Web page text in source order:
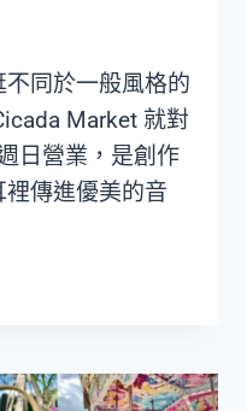
同於一般風格的
Market 就對
日營業，是創作
傳進優美的音